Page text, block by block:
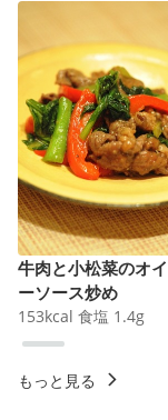
牛肉と小松菜のオ
ーソース炒め
153kcal 食塩 1.4g
もっと見る